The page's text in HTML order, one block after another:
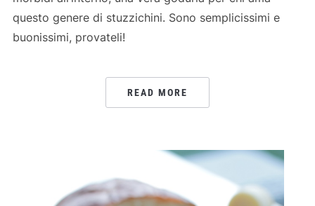
questo genere di stuzzichini. Sono semplicissimi e
buonissimi, provateli!
READ MORE